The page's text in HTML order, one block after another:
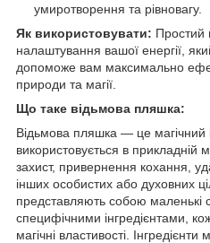
умиротворення та рівновагу.
Як використовувати: Простий
налаштування вашої енергії,
допоможе вам максимально
природи та магії.
Що таке відьмова пляшка:
Відьмова пляшка — це магічний
використовується в прикладній
захист, привернення кохання,
інших особистих або духовних
представляють собою маленькі
специфічними інгредієнтами,
магічні властивості.